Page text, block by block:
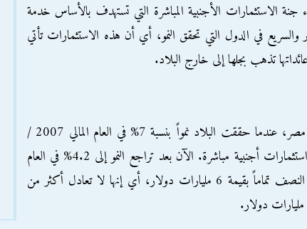
الاستثمارات الأجنبية المباشرة التي تستهدف بالأساس خدمة
والسريع في الدول التي تحقق النمو، أي أن هذه الاستثمارات تأتي
تذهب بجلها إلى خارج البلاد.
بلغة الأرقام التي لا يهواها المسؤولون في مصر، عندما حققت البلاد نمواً بنسبة 7% في العام المالي 2007 /
2008 تدفق إلى مصر 12 مليار دولار استثمارات أجنبية مباشرة. الآن بعد تراجع النمو إلى 4.2% في العام
2014/2015 هوت الاستثمارات إلى النصف تماماً بقيمة 6 مليارات دولار، أي إنها لا تعادل أكثر من